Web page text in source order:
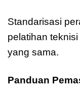
Standarisasi
pelatihan
yang sama.
Panduan